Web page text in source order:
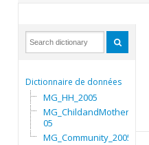
Dictionnaire de données
MG_HH_2005
MG_ChildandMother_20
05
MG_Community_2005